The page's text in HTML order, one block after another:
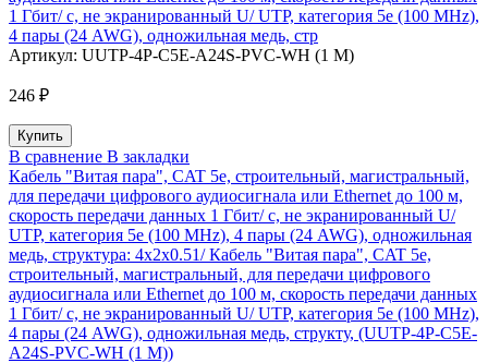
1 Гбит/ с, не экранированный U/ UTP, категория 5e (100 MHz),
4 пары (24 AWG), одножильная медь, стр
Артикул: UUTP-4P-C5E-A24S-PVC-WH (1 M)
246 ₽
В сравнение В закладки
Кабель "Витая пара", CAT 5e, строительный, магистральный,
для передачи цифрового аудиосигнала или Ethernet до 100 м,
скорость передачи данных 1 Гбит/ с, не экранированный U/
UTP, категория 5e (100 MHz), 4 пары (24 AWG), одножильная
медь, структура: 4х2х0.51/ Кабель "Витая пара", CAT 5e,
строительный, магистральный, для передачи цифрового
аудиосигнала или Ethernet до 100 м, скорость передачи данных
1 Гбит/ с, не экранированный U/ UTP, категория 5e (100 MHz),
4 пары (24 AWG), одножильная медь, структу, (UUTP-4P-C5E-
A24S-PVC-WH (1 M))